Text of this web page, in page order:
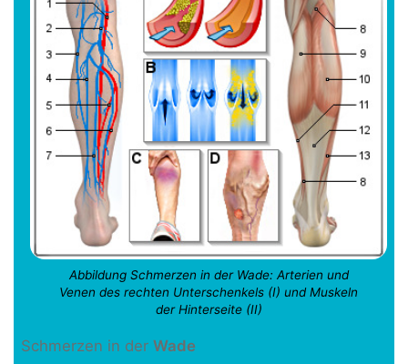
Abbildung Schmerzen in der Wade: Arterien und
Venen des rechten Unterschenkels (I) und Muskeln
der Hinterseite (II)
Schmerzen in der Wade